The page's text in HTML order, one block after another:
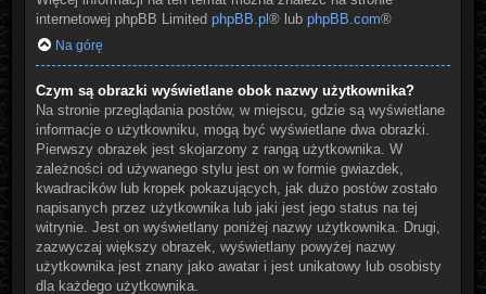
internetowej phpBB Limited phpBB.pl ® lub phpBB.com®
Na górę
Czym są obrazki wyświetlane obok nazwy użytkownika?
Na stronie przeglądania postów, w miejscu, gdzie są wyświetlane
informacje o użytkowniku, mogą być wyświetlane dwa obrazki.
Pierwszy obrazek jest skojarzony z rangą użytkownika. W
zależności od używanego stylu jest on w formie gwiazdek,
kwadracików lub kropek pokazujących, jak dużo postów zostało
napisanych przez użytkownika lub jaki jest jego status na tej
witrynie. Jest on wyświetlany poniżej nazwy użytkownika. Drugi,
zazwyczaj większy obrazek, wyświetlany powyżej nazwy
użytkownika jest znany jako awatar i jest unikatowy lub osobisty
dla każdego użytkownika.